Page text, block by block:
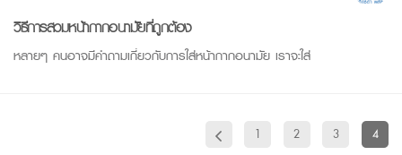
วิธีการสวมหน้ากากอนามัยที่ถูกต้อง
หลายๆ คนอาจมีคำถามเกี่ยวกับการใส่หน้ากากอนามัย เราจะใส่
1 2 3 4